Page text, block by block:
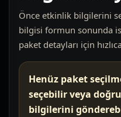
Önce etkinlik bilgilerini
bilgisi formun sonunda
paket detayları için
Henüz paket
seçebilir veya
bilgilerini